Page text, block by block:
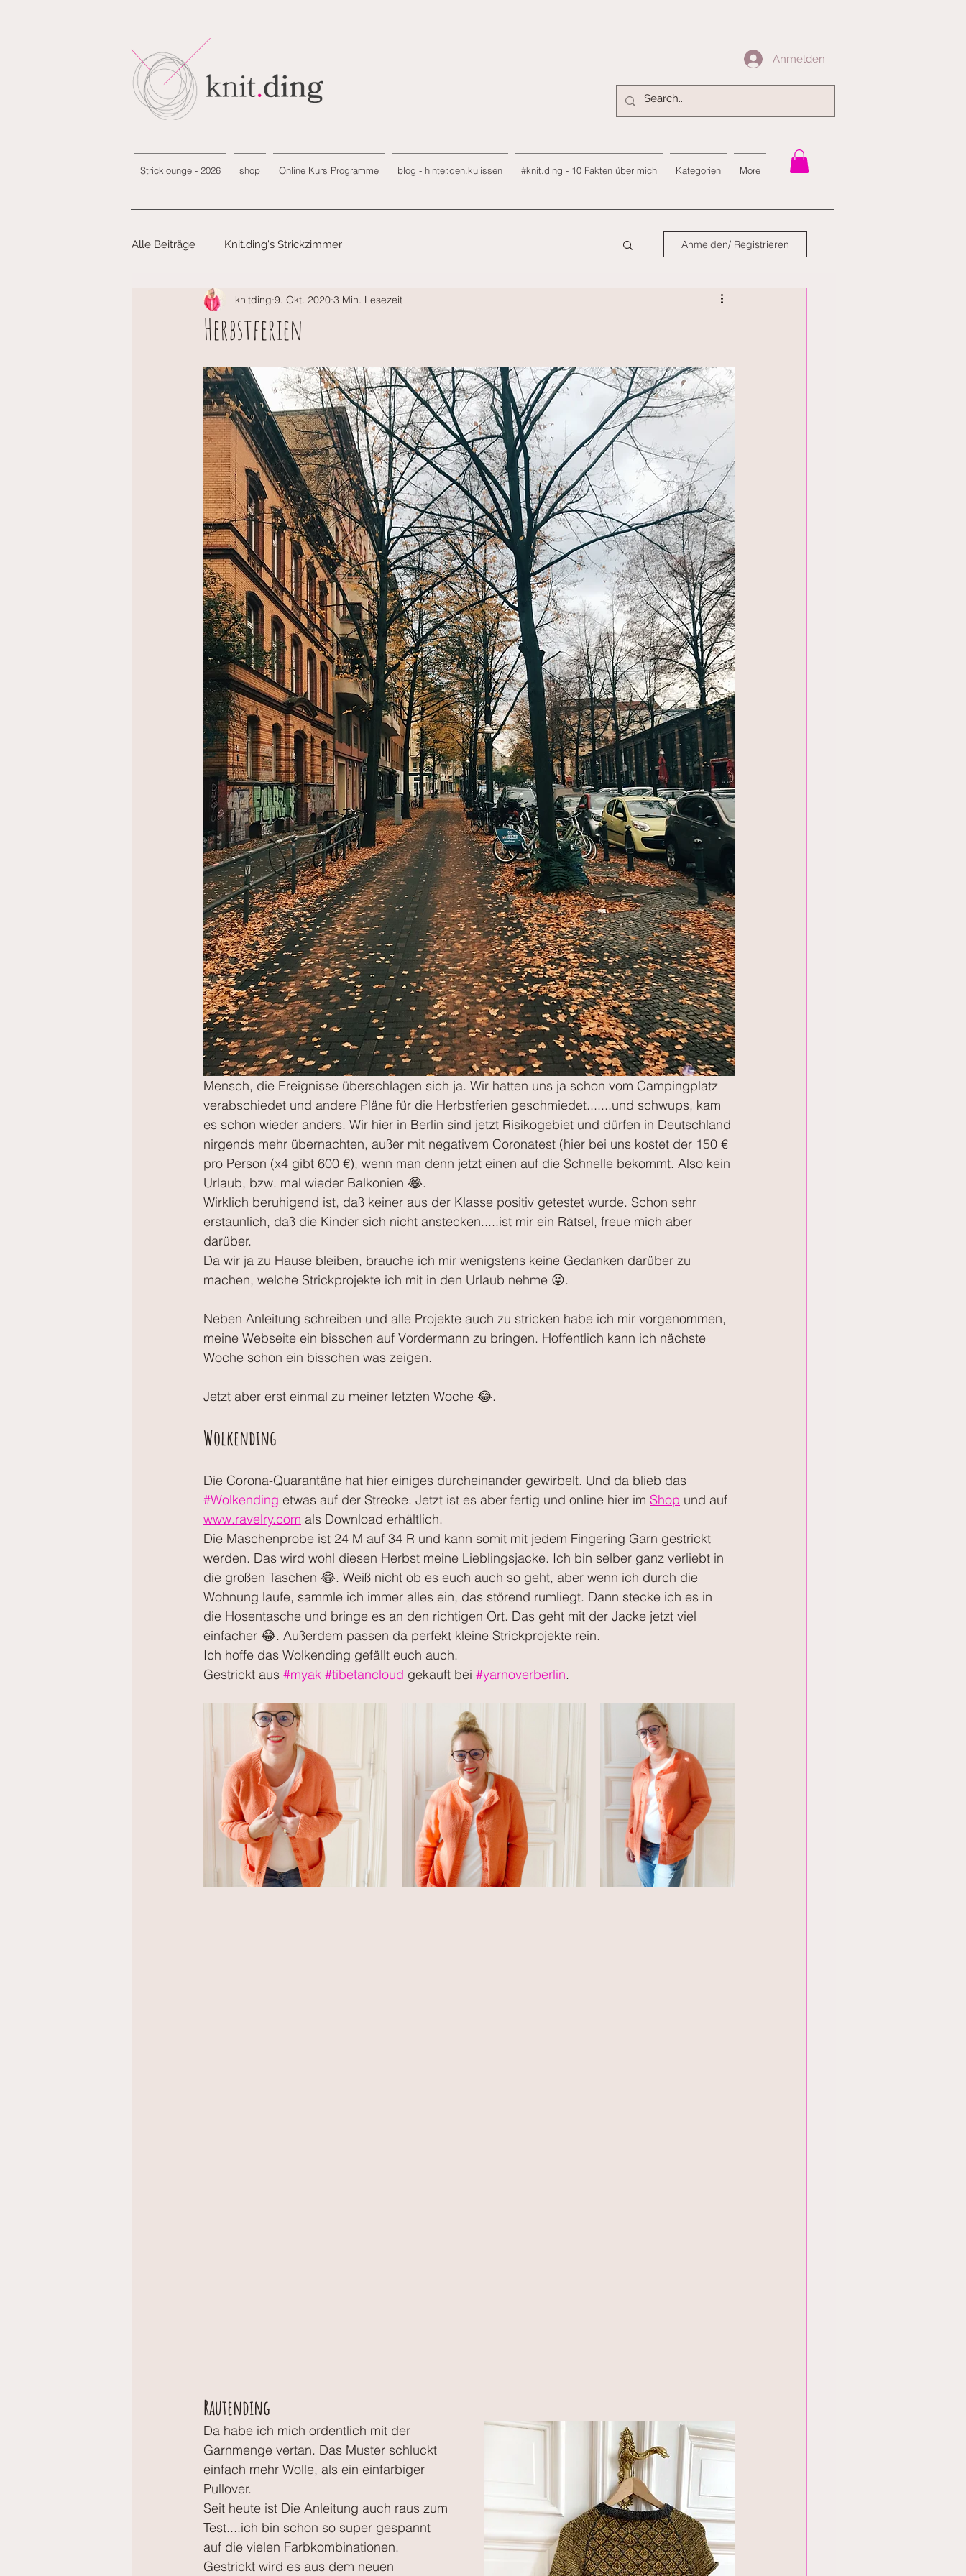
Anmelden
Stricklounge - 2026 shop Online Kurs Programme blog - hinter.den.kulissen #knit.ding - 10 Fakten über mich Kategorien More
Alle Beiträge Knit.ding's Strickzimmer Anmelden/ Registrieren
Herbstferien
knitding 9. Okt. 2020 3 Min. Lesezeit
Mensch, die Ereignisse überschlagen sich ja. Wir hatten uns ja schon vom Campingplatz
verabschiedet und andere Pläne für die Herbstferien geschmiedet.......und schwups, kam
es schon wieder anders. Wir hier in Berlin sind jetzt Risikogebiet und dürfen in Deutschland
nirgends mehr übernachten, außer mit negativem Coronatest (hier bei uns kostet der 150 €
pro Person (x4 gibt 600 €), wenn man denn jetzt einen auf die Schnelle bekommt. Also kein
Urlaub, bzw. mal wieder Balkonien 😂.
Wirklich beruhigend ist, daß keiner aus der Klasse positiv getestet wurde. Schon sehr
erstaunlich, daß die Kinder sich nicht anstecken.....ist mir ein Rätsel, freue mich aber
darüber.
Da wir ja zu Hause bleiben, brauche ich mir wenigstens keine Gedanken darüber zu
machen, welche Strickprojekte ich mit in den Urlaub nehme 😜.
Neben Anleitung schreiben und alle Projekte auch zu stricken habe ich mir vorgenommen,
meine Webseite ein bisschen auf Vordermann zu bringen. Hoffentlich kann ich nächste
Woche schon ein bisschen was zeigen.
Jetzt aber erst einmal zu meiner letzten Woche 😂.
Wolkending
Die Corona-Quarantäne hat hier einiges durcheinander gewirbelt. Und da blieb das
#Wolkending etwas auf der Strecke. Jetzt ist es aber fertig und online hier im Shop und auf
www.ravelry.com als Download erhältlich.
Die Maschenprobe ist 24 M auf 34 R und kann somit mit jedem Fingering Garn gestrickt
werden. Das wird wohl diesen Herbst meine Lieblingsjacke. Ich bin selber ganz verliebt in
die großen Taschen 😂. Weiß nicht ob es euch auch so geht, aber wenn ich durch die
Wohnung laufe, sammle ich immer alles ein, das störend rumliegt. Dann stecke ich es in
die Hosentasche und bringe es an den richtigen Ort. Das geht mit der Jacke jetzt viel
einfacher 😂. Außerdem passen da perfekt kleine Strickprojekte rein.
Ich hoffe das Wolkending gefällt euch auch.
Gestrickt aus #myak #tibetancloud gekauft bei #yarnoverberlin.
Rautending
Da habe ich mich ordentlich mit der
Garnmenge vertan. Das Muster schluckt
einfach mehr Wolle, als ein einfarbiger
Pullover.
Seit heute ist Die Anleitung auch raus zum
Test....ich bin schon so super gespannt
auf die vielen Farbkombinationen.
Gestrickt wird es aus dem neuen